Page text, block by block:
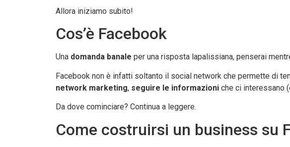
Allora iniziamo subito!
Cos’è Facebook
Una domanda banale per una risposta lapalissiana, penserai
Facebook non è infatti soltanto il social network che permette di
network marketing, seguire le informazioni che ci interessano
Da dove cominciare? Continua a leggere.
Come costruirsi un business su